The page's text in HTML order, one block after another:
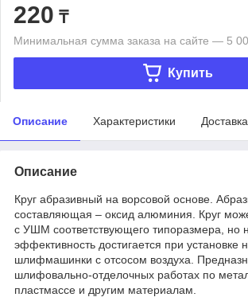
220 ₸
Минимальная сумма заказа на сайте — 5
Купить
Описание Характеристики Доставка
Описание
Круг абразивный на ворсовой основе.
составляющая – оксид алюминия. Круг
с УШМ соответствующего типоразмера, но
эффективность достигается при установке
шлифмашинки с отсосом воздуха.
шлифовально-отделочных работах по
пластмассе и другим материалам.